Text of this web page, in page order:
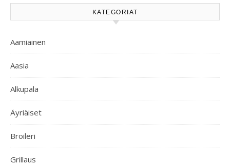
KATEGORIAT
Aamiainen
Aasia
Alkupala
Äyriäiset
Broileri
Grillaus